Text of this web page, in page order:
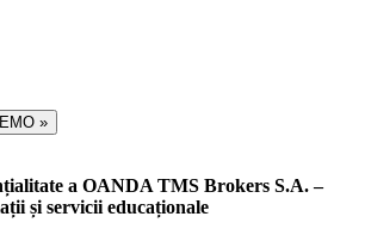
»
a OANDA TMS Brokers S.A. –
și servicii educaționale